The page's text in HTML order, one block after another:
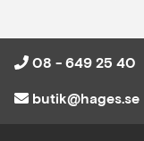
08 - 649 25 40
butik@hages.se